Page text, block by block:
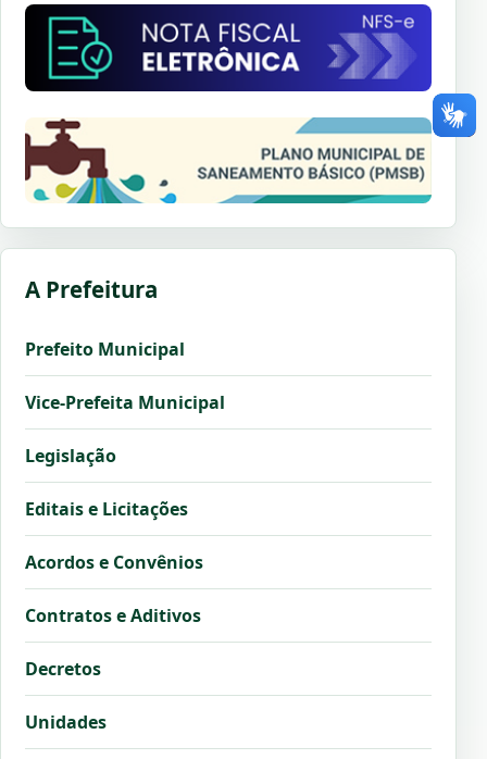
A Prefeitura
Prefeito Municipal
Vice-Prefeita Municipal
Legislação
Editais e Licitações
Acordos e Convênios
Contratos e Aditivos
Decretos
Unidades